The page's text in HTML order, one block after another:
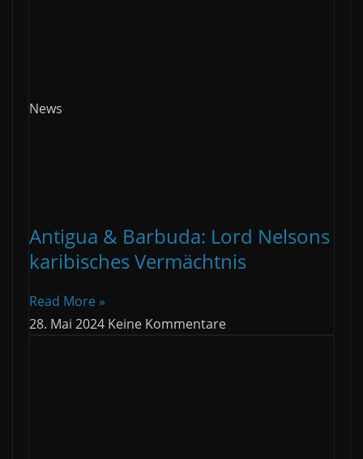
News
Antigua & Barbuda: Lord Nelsons
karibisches Vermächtnis
Read More »
28. Mai 2024 Keine Kommentare